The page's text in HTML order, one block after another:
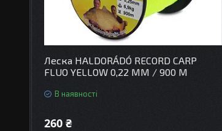
Леска HALDORÁDÓ RECORD CARP
FLUO YELLOW 0,22 MM / 900 M
В наявності
260 ₴